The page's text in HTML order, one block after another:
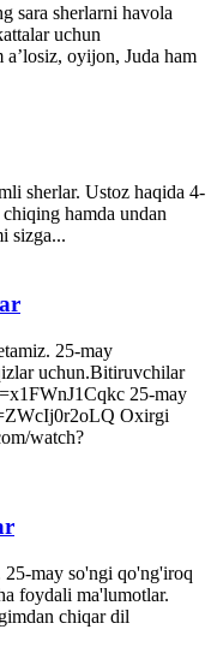
sara sherlarni havola
uchun
a’losiz, oyijon, Juda ham
sherlar. Ustoz haqida 4-
hamda undan
sizga...
25-may
uchun.Bitiruvchilar
25-may
Oxirgi
watch?
may so'ngi qo'ng'iroq
foydali ma'lumotlar.
chiqar dil